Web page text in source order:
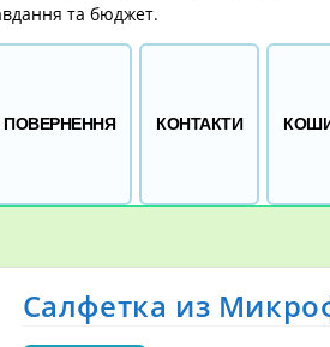
та бюджет.
ПОВЕРНЕННЯ КОНТАКТИ
Салфетка из